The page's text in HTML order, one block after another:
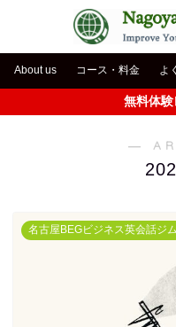
About us コース・料金 よ
無料体験
―
名古屋BEGビジネス英会話ジム